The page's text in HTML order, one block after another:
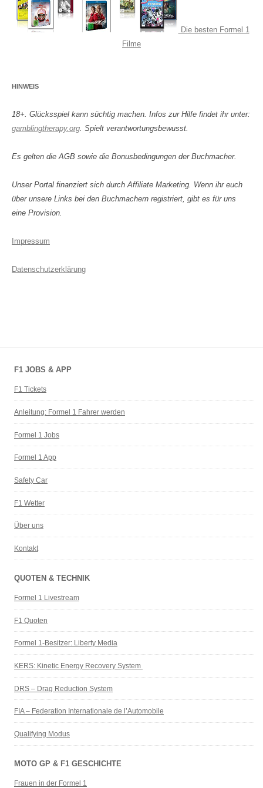
Die besten Formel 1
Filme
HINWEIS
18+. Glücksspiel kann süchtig machen. Infos zur Hilfe findet ihr unter:
gamblingtherapy.org. Spielt verantwortungsbewusst.
Es gelten die AGB sowie die Bonusbedingungen der Buchmacher.
Unser Portal finanziert sich durch Affiliate Marketing. Wenn ihr euch
über unsere Links bei den Buchmachern registriert, gibt es für uns
eine Provision.
Impressum
Datenschutzerklärung
F1 JOBS & APP
F1 Tickets
Anleitung: Formel 1 Fahrer werden
Formel 1 Jobs
Formel 1 App
Safety Car
F1 Wetter
Über uns
Kontakt
QUOTEN & TECHNIK
Formel 1 Livestream
F1 Quoten
Formel 1-Besitzer: Liberty Media
KERS: Kinetic Energy Recovery System
DRS – Drag Reduction System
FIA – Federation Internationale de l’Automobile
Qualifying Modus
MOTO GP & F1 GESCHICHTE
Frauen in der Formel 1